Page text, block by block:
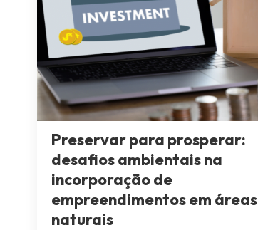
Preservar para prosperar:
desafios ambientais na
incorporação de
empreendimentos em áreas
naturais